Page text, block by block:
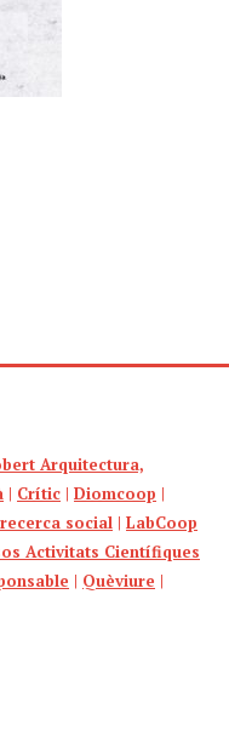
Arquitectura,
| Crític | Diomcoop |
social | LabCoop
Activitats Científiques
| Quèviure |